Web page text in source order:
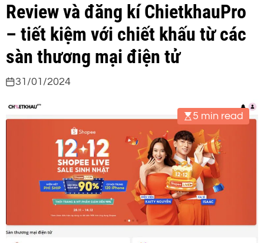
Review và đăng kí ChietkhauPro
– tiết kiệm với chiết khấu từ các
sàn thương mại điện tử
31/01/2024
5 min read